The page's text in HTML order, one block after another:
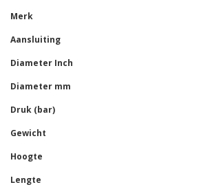
Merk
Aansluiting
Diameter Inch
Diameter mm
Druk (bar)
Gewicht
Hoogte
Lengte